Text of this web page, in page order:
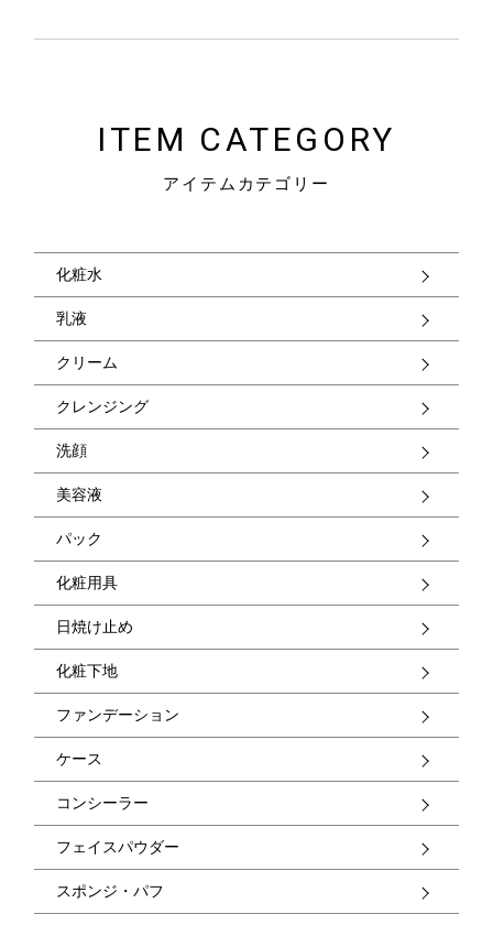
ITEM CATEGORY
アイテムカテゴリー
化粧水
乳液
クリーム
クレンジング
洗顔
美容液
パック
化粧用具
日焼け止め
化粧下地
ファンデーション
ケース
コンシーラー
フェイスパウダー
スポンジ・パフ